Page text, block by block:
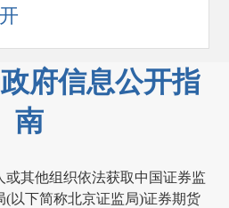
府信息公开指
南
或其他组织依法获取中国证券监
(以下简称北京证监局)证券期货